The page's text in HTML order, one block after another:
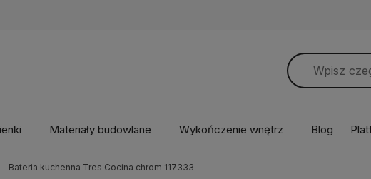
Materiały budowlane Wykończenie wnętrz Blog
Bateria kuchenna Tres Cocina chrom 117333